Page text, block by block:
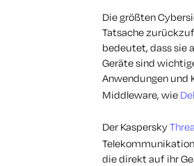
Die größten
Tatsache
bedeutet, dass sie
Geräte sind
Anwendungen und
Middleware, wie
Der Kaspersky
die direkt auf ihr